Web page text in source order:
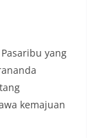
bendera yang
dalam
untuk
terkait
juga
dini (early
yang
kemajuan